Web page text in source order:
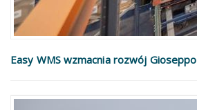
Easy WMS wzmacnia rozwój Gioseppo